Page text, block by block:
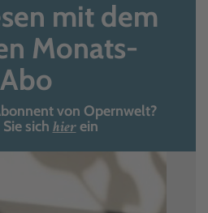
mit dem
Monats-
Abo
von Opernwelt?
sich hierein